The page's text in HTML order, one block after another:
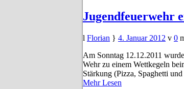
Jugendfeuerwehr
Florian 4. Januar 2012 0
Am Sonntag 12.12.2011
Wehr zu einem Wettkegeln
Stärkung (Pizza, Spaghetti
Mehr Lesen